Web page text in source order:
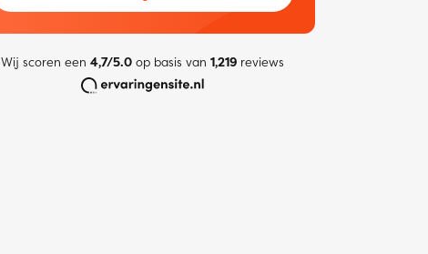
Wij scoren een 4,7/5.0op basis van 1,219reviews